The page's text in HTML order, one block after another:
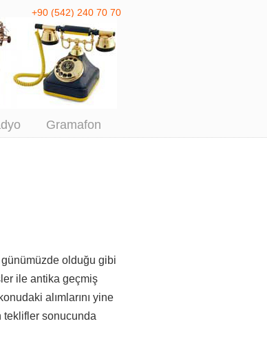
Alım
+90 (542) 240 70 70
Gramafon
olduğu gibi
ile antika geçmiş
alımlarını yine
teklifler sonucunda